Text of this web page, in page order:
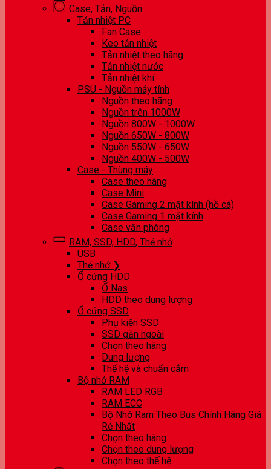
Case, Tản, Nguồn
Tản nhiệt PC
Fan Case
Keo tản nhiệt
Tản nhiệt theo hãng
Tản nhiệt nước
Tản nhiệt khí
PSU - Nguồn máy tính
Nguồn theo hãng
Nguồn trên 1000W
Nguồn 800W - 1000W
Nguồn 650W - 800W
Nguồn 550W - 650W
Nguồn 400W - 500W
Case - Thùng máy
Case theo hãng
Case Mini
Case Gaming 2 mặt kính (hồ cá)
Case Gaming 1 mặt kính
Case văn phòng
RAM, SSD, HDD, Thẻ nhớ
USB
Thẻ nhớ ❯
Ổ cứng HDD
Ổ Nas
HDD theo dung lượng
Ổ cứng SSD
Phụ kiện SSD
SSD gắn ngoài
Chọn theo hãng
Dung lượng
Thế hệ và chuẩn cắm
Bộ nhớ RAM
RAM LED RGB
RAM ECC
Bộ Nhớ Ram Theo Bus Chính Hãng Giá
Rẻ Nhất
Chọn theo hãng
Chọn theo dung lượng
Chọn theo thế hệ